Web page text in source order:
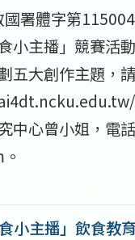
署體字第
小主播」競賽活
五大創作主題，
中心曾小姐，
小主播」飲食教